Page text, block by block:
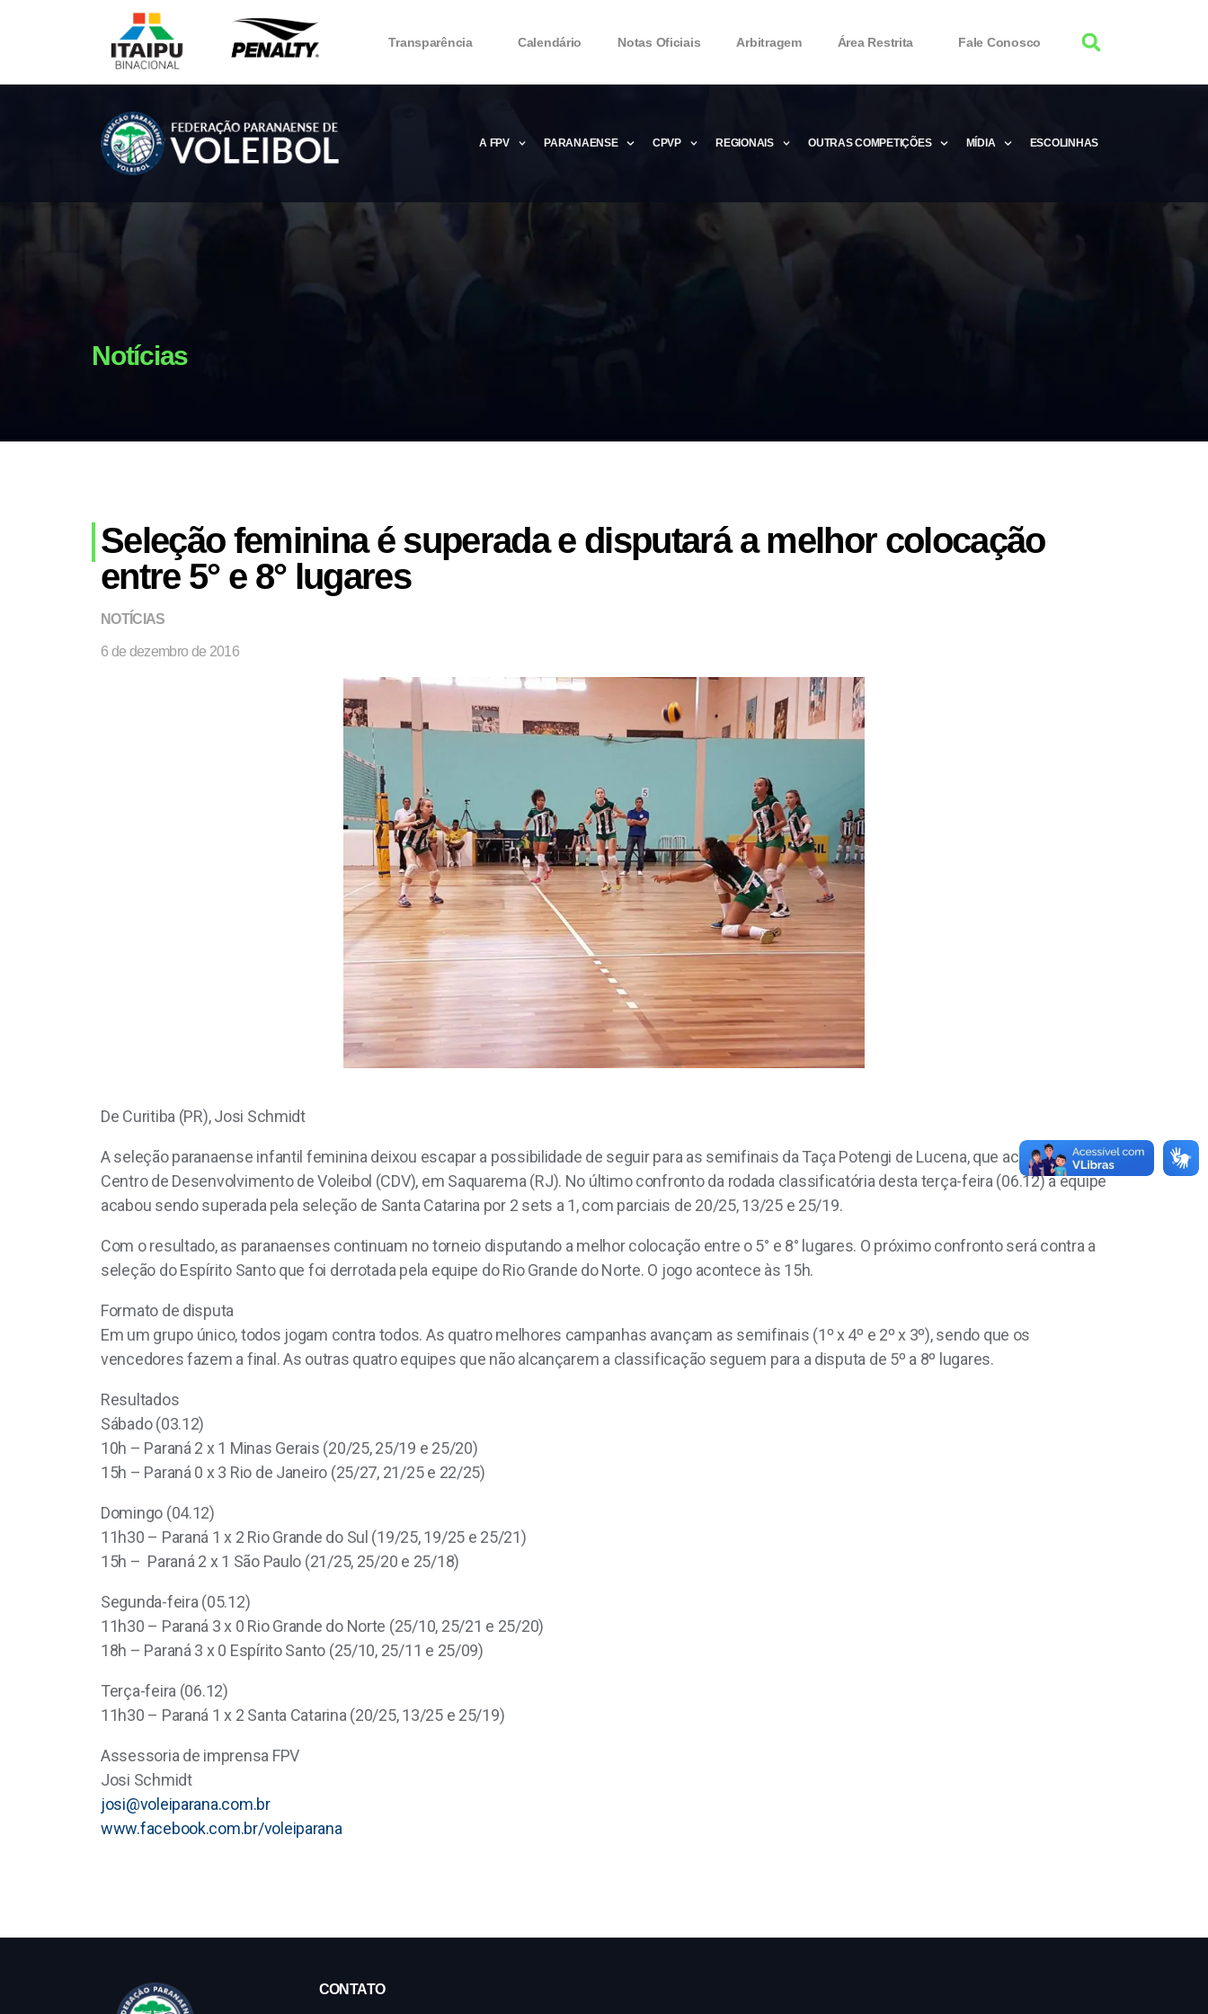
Transparência Calendário Notas Oficiais Arbitragem Área Restrita Fale Conosco
A FPV
Microsoft Office 2016 Product Key 2020 – Free Product Keys
PARANAENSE CPVP REGIONAIS OUTRAS COMPETIÇÕES MÍDIA ESCOLINHAS
Notícias
Seleção feminina é superada e disputará a melhor colocação
entre 5° e 8° lugares
NOTÍCIAS
6 de dezembro de 2016
De Curitiba (PR), Josi Schmidt
A seleção paranaense infantil feminina deixou escapar a possibilidade de seguir para as semifinais da Taça Potengi de Lucena, que acontece no
Centro de Desenvolvimento de Voleibol (CDV), em Saquarema (RJ). No último confronto da rodada classificatória desta terça-feira (06.12) a equipe
acabou sendo superada pela seleção de Santa Catarina por 2 sets a 1, com parciais de 20/25, 13/25 e 25/19.
Com o resultado, as paranaenses continuam no torneio disputando a melhor colocação entre o 5° e 8° lugares. O próximo confronto será contra a
seleção do Espírito Santo que foi derrotada pela equipe do Rio Grande do Norte. O jogo acontece às 15h.
Formato de disputa
Em um grupo único, todos jogam contra todos. As quatro melhores campanhas avançam as semifinais (1º x 4º e 2º x 3º), sendo que os
vencedores fazem a final. As outras quatro equipes que não alcançarem a classificação seguem para a disputa de 5º a 8º lugares.
Resultados
Sábado (03.12)
10h – Paraná 2 x 1 Minas Gerais (20/25, 25/19 e 25/20)
15h – Paraná 0 x 3 Rio de Janeiro (25/27, 21/25 e 22/25)
Domingo (04.12)
11h30 – Paraná 1 x 2 Rio Grande do Sul (19/25, 19/25 e 25/21)
15h – Paraná 2 x 1 São Paulo (21/25, 25/20 e 25/18)
Segunda-feira (05.12)
11h30 – Paraná 3 x 0 Rio Grande do Norte (25/10, 25/21 e 25/20)
18h – Paraná 3 x 0 Espírito Santo (25/10, 25/11 e 25/09)
Terça-feira (06.12)
11h30 – Paraná 1 x 2 Santa Catarina (20/25, 13/25 e 25/19)
Assessoria de imprensa FPV
Josi Schmidt
josi@voleiparana.com.br
www.facebook.com.br/voleiparana
CONTATO